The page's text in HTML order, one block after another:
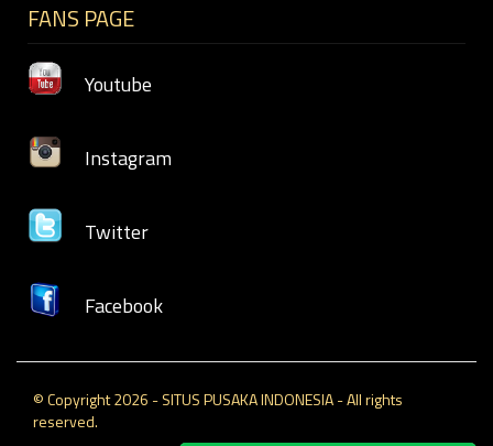
FANS PAGE
Youtube
Instagram
Twitter
Facebook
© Copyright 2026 - SITUS PUSAKA INDONESIA - All rights
reserved.